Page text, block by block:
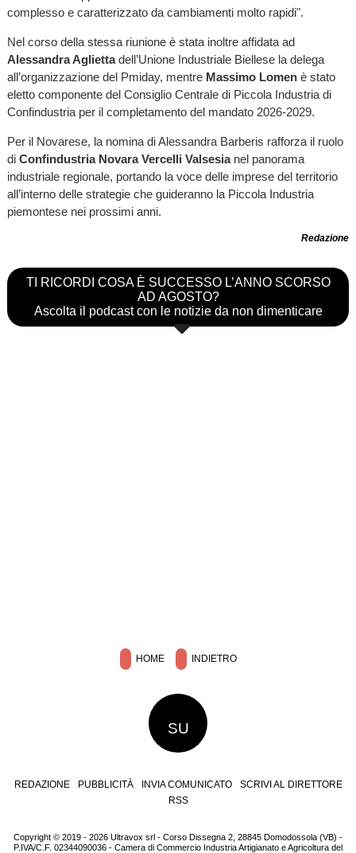
complesso e caratterizzato da cambiamenti molto rapidi".
Nel corso della stessa riunione è stata inoltre affidata ad
Alessandra Agliettadell’Unione Industriale Biellese la delega
all’organizzazione del Pmiday, mentre Massimo Lomenè stato
eletto componente del Consiglio Centrale di Piccola Industria di
Confindustria per il completamento del mandato 2026-2029.
Per il Novarese, la nomina di Alessandra Barberis rafforza il ruolo
di Confindustria Novara Vercelli Valsesianel panorama
industriale regionale, portando la voce delle imprese del territorio
all’interno delle strategie che guideranno la Piccola Industria
piemontese nei prossimi anni.
Redazione
TI RICORDI COSA È SUCCESSO L’ANNO SCORSO
AD AGOSTO?
Ascolta il podcast con le notizie da non dimenticare
HOME INDIETRO
SU
REDAZIONE PUBBLICITÀ INVIA COMUNICATO
SCRIVI AL DIRETTORE
RSS
Copyright © 2019 - 2026 Ultravox srl - Corso Dissegna 2, 28845 Domodossola (VB) -
P.IVA/C.F. 02344090036 - Camera di Commercio Industria Artigianato e Agricoltura del